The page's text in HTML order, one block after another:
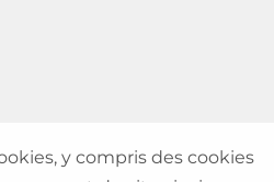
y compris des cookies